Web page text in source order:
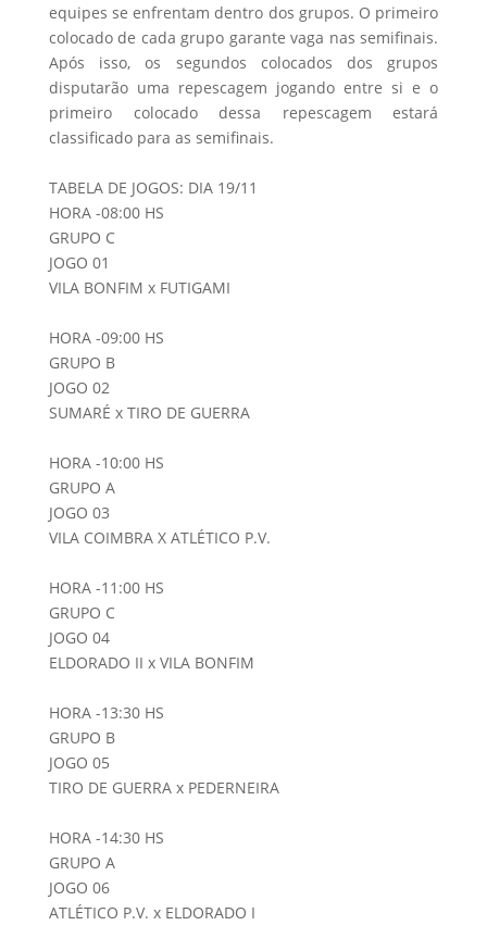
equipes se enfrentam dentro dos grupos. O primeiro
colocado de cada grupo garante vaga nas semifinais.
Após isso, os segundos colocados dos grupos
disputarão uma repescagem jogando entre si e o
primeiro colocado dessa repescagem estará
classificado para as semifinais.
TABELA DE JOGOS: DIA 19/11
HORA -08:00 HS
GRUPO C
JOGO 01
VILA BONFIM x FUTIGAMI
HORA -09:00 HS
GRUPO B
JOGO 02
SUMARÉ x TIRO DE GUERRA
HORA -10:00 HS
GRUPO A
JOGO 03
VILA COIMBRA X ATLÉTICO P.V.
HORA -11:00 HS
GRUPO C
JOGO 04
ELDORADO II x VILA BONFIM
HORA -13:30 HS
GRUPO B
JOGO 05
TIRO DE GUERRA x PEDERNEIRA
HORA -14:30 HS
GRUPO A
JOGO 06
ATLÉTICO P.V. x ELDORADO I